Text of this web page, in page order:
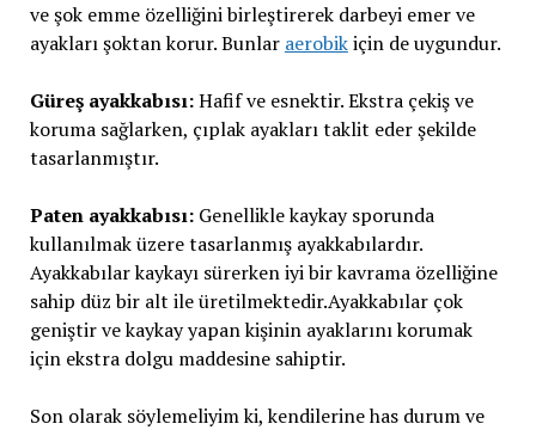
ve şok emme özelliğini birleştirerek darbeyi emer ve
ayakları şoktan korur. Bunlar aerobikiçin de uygundur.
Güreş ayakkabısı:Hafif ve esnektir. Ekstra çekiş ve
koruma sağlarken, çıplak ayakları taklit eder şekilde
tasarlanmıştır.
Paten ayakkabısı:Genellikle kaykay sporunda
kullanılmak üzere tasarlanmış ayakkabılardır.
Ayakkabılar kaykayı sürerken iyi bir kavrama özelliğine
sahip düz bir alt ile üretilmektedir.Ayakkabılar çok
geniştir ve kaykay yapan kişinin ayaklarını korumak
için ekstra dolgu maddesine sahiptir.
Son olarak söylemeliyim ki, kendilerine has durum ve